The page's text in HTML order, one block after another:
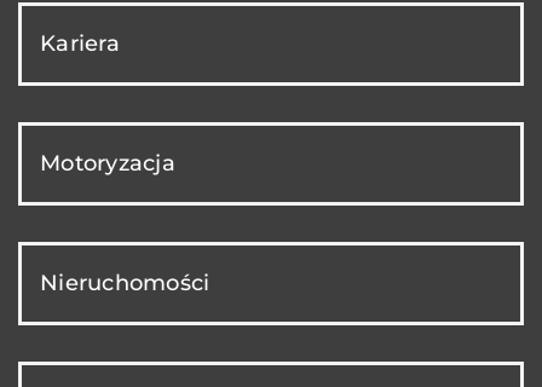
Kariera
Motoryzacja
Nieruchomości